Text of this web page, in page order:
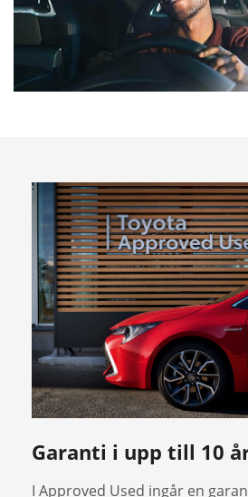
Garanti i upp till 10
I Approved Used ingår en